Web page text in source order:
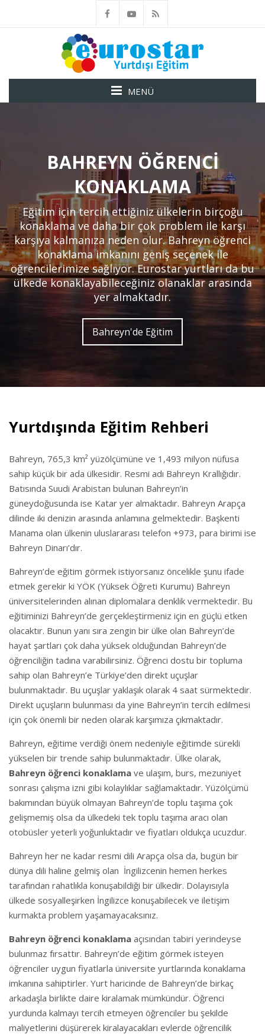
MENÜ
BAHREYN ÖĞRENCI
KONAKLAMA
Eğitim için tercih ettiğiniz ülkelerin birçoğu
konaklama ve daha bir çok problem ile karşı
karşıya kalmanıza neden olur. Bahreyn öğrenci
konaklama imkanını geniş seçenek ile
öğrencilerimize sağlıyor. Eurostar yurtları da bu
ülkede konaklayabileceğiniz olanaklar arasında
yer almaktadır.
Bahreyn'de Eğitim
Yurtdışında Eğitim Rehberi
Bahreyn, 765,3 km² yüzölçümüne ve 1,493 milyon nüfusa
sahip küçük bir ada ülkesidir. Resmi adı Bahreyn Krallığıdır.
Batısında Suudi Arabistan bulunan Bahreyn’in
güneydoğusunda ise Katar yer almaktadır. Bahreyn Arapça
dilinde iki denizin arasında anlamına gelmektedir. Başkenti
Manama olan ülkenin uluslararası telefon +973, para birimi ise
Bahreyn Dinarı’dır.
Bahreyn’de eğitim görmek istiyorsanız öncelikle şunu ifade
etmek gerekir ki YÖK (Yüksek Öğreti Kurumu) Bahreyn
üniversitelerinden alınan diplomalara denklik vermektedir. Bu
eğitiminizi Bahreyn’de gerçekleştirmeniz için en güçlü etken
olacaktır. Bunun yanı sıra zengin bir ülke olan Bahreyn’de
hayat şartları çok daha yüksek olduğundan Bahreyn’de
öğrenciliğin tadına varabilirsiniz. Öğrenci dostu bir topluma
sahip olan Bahreyn’e Türkiye’den direkt uçuşlar
bulunmaktadır. Bu uçuşlar yaklaşık olarak 4 saat sürmektedir.
Direkt uçuşların bulunması da yine Bahreyn’in tercih edilmesi
için çok önemli bir neden olarak karşımıza çıkmaktadır.
Bahreyn, eğitime verdiği önem nedeniyle eğitimde sürekli
yükselen bir trende sahip bulunmaktadır. Ülke olarak,
Bahreyn öğrenci konaklama ve ulaşım, burs, mezuniyet
sonrası çalışma izni gibi kolaylıklar sağlamaktadır. Yüzölçümü
bakımından büyük olmayan Bahreyn’de toplu taşıma çok
gelişmemiş olsa da ülkedeki tek toplu taşıma aracı olan
otobüsler yeterli yoğunluktadır ve fiyatları oldukça ucuzdur.
Bahreyn her ne kadar resmi dili Arapça olsa da, bugün bir
dünya dili haline gelmiş olan İngilizcenin hemen herkes
tarafından rahatlıkla konuşabildiği bir ülkedir. Dolayısıyla
ülkede sosyalleşirken İngilizce konuşabilecek ve iletişim
kurmakta problem yaşamayacaksınız.
Bahreyn öğrenci konaklama açısından tabiri yerindeyse
bulunmaz fırsattır. Bahreyn’de eğitim görmek isteyen
öğrenciler uygun fiyatlarla üniversite yurtlarında konaklama
imkanına sahiptirler. Yurt haricinde de Bahreyn’de birkaç
arkadaşla birlikte daire kiralamak mümkündür. Öğrenci
yurdunda kalmayı tercih etmeyen öğrenciler bu şekilde
maliyetlerini düşürerek kiralayacakları evlerde öğrencilik